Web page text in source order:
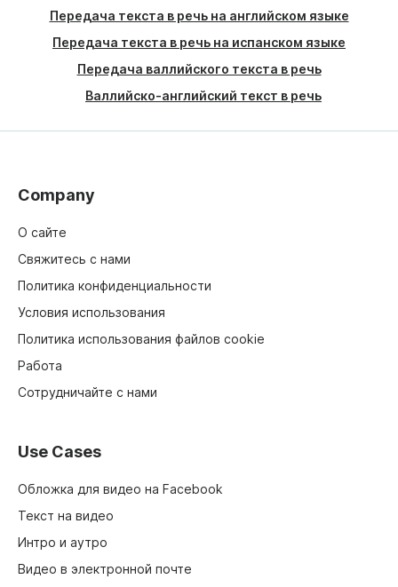
Передача текста в речь на английском языке
Передача текста в речь на испанском языке
Передача валлийского текста в речь
Валлийско-английский текст в речь
Company
О сайте
Свяжитесь с нами
Политика конфиденциальности
Условия использования
Политика использования файлов cookie
Работа
Сотрудничайте с нами
Use Cases
Обложка для видео на Facebook
Текст на видео
Интро и аутро
Видео в электронной почте